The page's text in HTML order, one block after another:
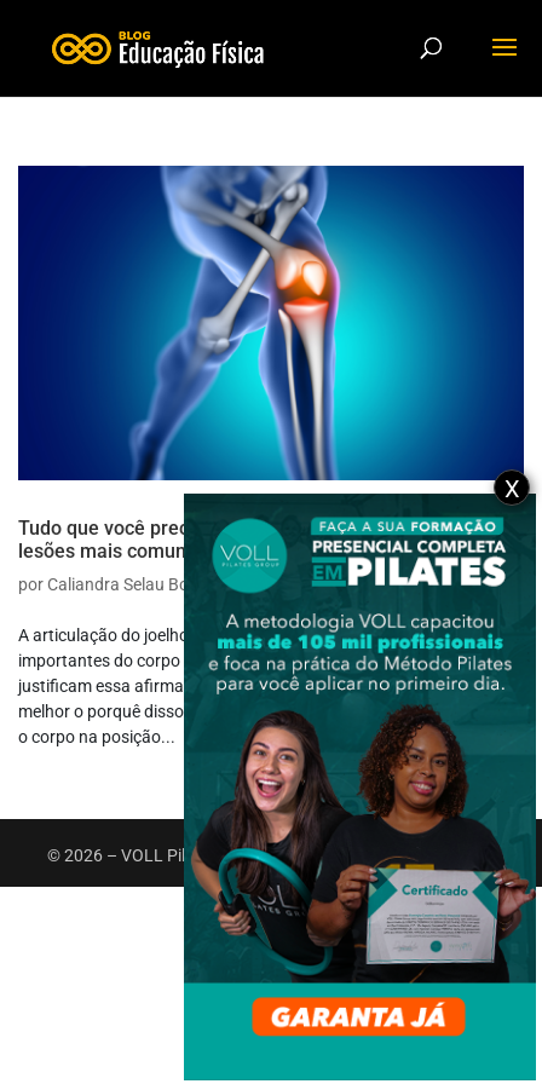
Tudo que você precisa saber sobre a anatomia e as
lesões mais comuns do joelho!
porCaliandra Selau Borges|abr 1, 2024|Biomecânica
A articulação do joelho pode ser considerada uma das mais
importantes do corpo humano. Sua formação e suas funções
justificam essa afirmação e através deste texto vamos entender
melhor o porquê disso. As funções do joelho incluem o suporte para
o corpo na posição...
© 2026 – VOLL Pilates Group. Todos os direitos reservados.
X